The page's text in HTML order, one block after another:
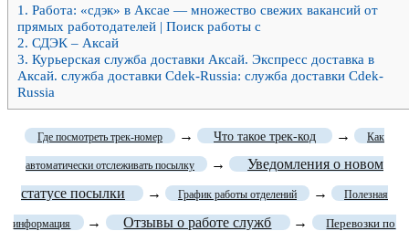
1. Работа: «сдэк» в Аксае — множество свежих вакансий от
прямых работодателей | Поиск работы с
2. СДЭК – Аксай
3. Курьерская служба доставки Аксай. Экспресс доставка в
Аксай. служба доставки Cdek-Russia: служба доставки Cdek-
Russia
Где посмотреть трек-номер → Что такое трек-код → Как
автоматически отслеживать посылку →
Уведомления о новом
статусе посылки
→ График работы отделений → Полезная
информация → Отзывы о работе служб →
Перевозки по